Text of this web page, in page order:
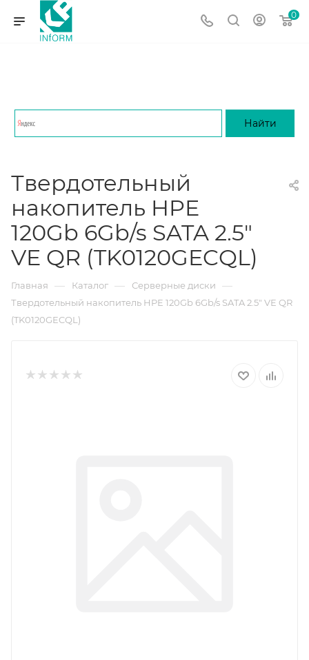
0
Твердотельный
накопитель HPE
120Gb 6Gb/s SATA 2.5"
VE QR (TK0120GECQL)
Главная — Каталог — Серверные диски —
Твердотельный накопитель HPE 120Gb 6Gb/s SATA 2.5" VE QR
(TK0120GECQL)